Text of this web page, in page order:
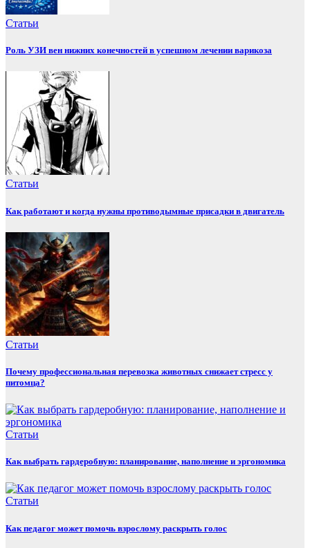
Статьи
Роль УЗИ вен нижних конечностей в успешном лечении варикоза
Статьи
Как работают и когда нужны противодымные присадки в двигатель
Статьи
Почему профессиональная перевозка животных снижает стресс у
питомца?
Статьи
Как выбрать гардеробную: планирование, наполнение и эргономика
Статьи
Как педагог может помочь взрослому раскрыть голос